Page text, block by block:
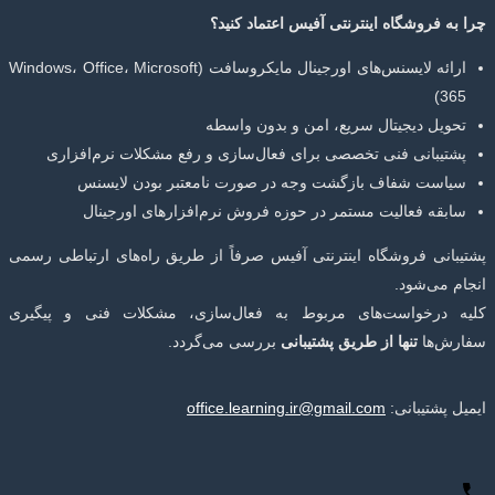
چرا به فروشگاه اینترنتی آفیس اعتماد کنید؟
ارائه لایسنس‌های اورجینال مایکروسافت (Windows، Office، Microsoft
365)
تحویل دیجیتال سریع، امن و بدون واسطه
پشتیبانی فنی تخصصی برای فعال‌سازی و رفع مشکلات نرم‌افزاری
سیاست شفاف بازگشت وجه در صورت نامعتبر بودن لایسنس
سابقه فعالیت مستمر در حوزه فروش نرم‌افزارهای اورجینال
پشتیبانی فروشگاه اینترنتی آفیس صرفاً از طریق راه‌های ارتباطی رسمی
انجام می‌شود.
کلیه درخواست‌های مربوط به فعال‌سازی، مشکلات فنی و پیگیری
سفارش‌ها تنها از طریق پشتیبانی بررسی می‌گردد.
ایمیل پشتیبانی: office.learning.ir@gmail.com